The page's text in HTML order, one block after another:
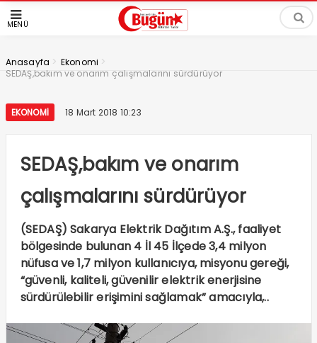
MENÜ
Anasayfa > Ekonomi >
SEDAŞ,bakım ve onarım çalışmalarını sürdürüyor
EKONOMI 18 Mart 2018 10:23
SEDAŞ,bakım ve onarım
çalışmalarını sürdürüyor
(SEDAŞ) Sakarya Elektrik Dağıtım A.Ş., faaliyet
bölgesinde bulunan 4 İl 45 İlçede 3,4 milyon
nüfusa ve 1,7 milyon kullanıcıya, misyonu gereği,
“güvenli, kaliteli, güvenilir elektrik enerjisine
sürdürülebilir erişimini sağlamak” amacıyla,..